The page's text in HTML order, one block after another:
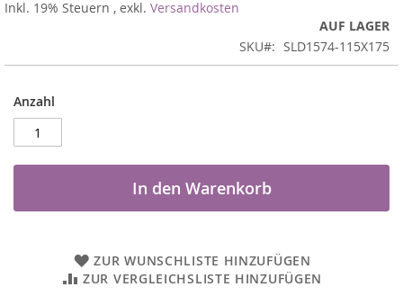
Inkl. 19% Steuern , exkl. Versandkosten
AUF LAGER
SKU
SLD1574-115X175
Anzahl
In den Warenkorb
ZUR WUNSCHLISTE HINZUFÜGEN
ZUR VERGLEICHSLISTE HINZUFÜGEN